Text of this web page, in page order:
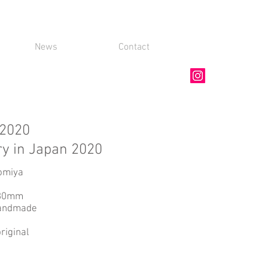
News Contact
in Japan 2020